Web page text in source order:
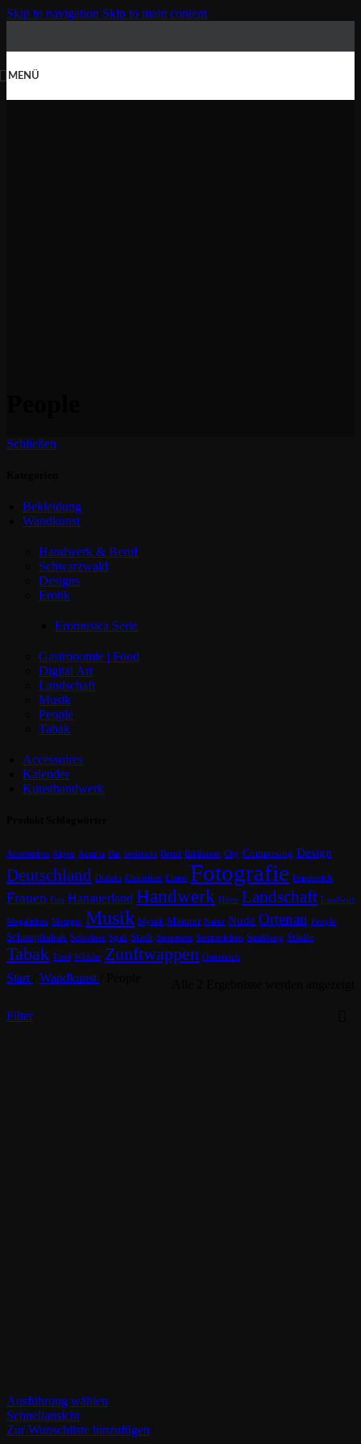
Skip to navigation Skip to main content
MENÜ
Schließen
Bekleidung
Wandkunst
Handwerk & Beruf
Schwarzwald
Designs
Erotik
Eromusica Serie
Gastronomie | Food
Digital Art
Landschaft
Musik
People
Tabak
Accessoires
Kalender
Kunsthandwerk
Accessoires Alpen Austria Bar bedruckt Beruf Bildhauer City Composing Design
Deutschland Dialekt Elektriker Elsass Fotografie Frankreich
Frauen Fun Hanauerland Handwerk Hütte Landschaft Landwirt
Megalithen Metzger Musik Mystik Männer Natur Nude Ortenau People
Schnupftabak Schreiner Spaß Stadt Steinmetz Sternzeichen Straßburg Städte
Tabak Tirol Widder Zunftwappen Österreich
Start Wandkunst
Filter
Ausführung wählen
weist
Schnellansicht
Zur Wunschliste hinzufügen